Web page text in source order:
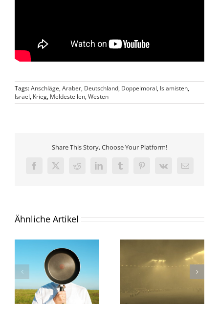
Tags:Anschläge,Araber, Deutschland, Doppelmoral, Islamisten,
Israel, Krieg, Meldestellen,Westen
Share This Story, Choose Your Platform!
Facebook
X RedditLinkedInTumblrPinterest
Vk
E-
Ähnliche Artikel